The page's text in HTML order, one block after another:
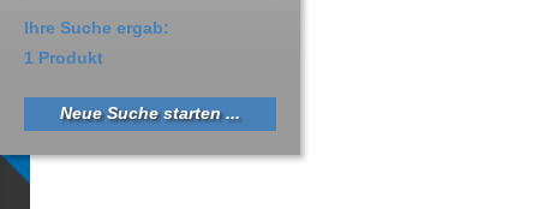
Ihre Suche ergab:
1 Produkt
Neue Suche starten ...